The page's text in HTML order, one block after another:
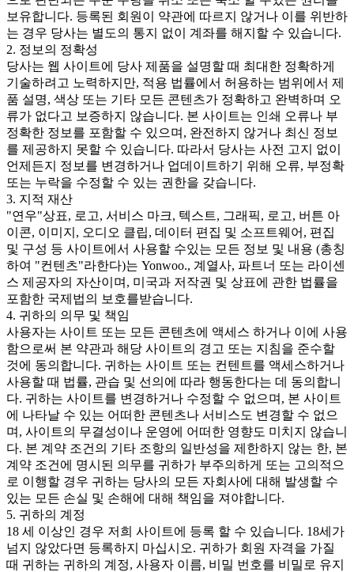
보유합니다. 등록된 회원이 약관에 따르지 않거나 이를 위반하
는 경우 당사는 별도의 통지 없이 계좌를 해지할 수 있습니다.
2. 정보의 정확성
당사는 웹 사이트에 당사 제품을 설명할 때 최대한 정확하게
기술하려고 노력하지만, 적용 법률에서 허용하는 범위에서 제
품 설명, 색상 또는 기타 모든 콘텐츠가 정확하고 완벽하며 오
류가 없다고 보증하지 않습니다. 본 사이트는 인쇄 오류나 부
정확한 정보를 포함할 수 있으며, 완전하지 않거나 최신 정보
를 제공하지 못할 수 있습니다. 따라서 당사는 사전 고지 없이
언제든지 정보를 변경하거나 업데이트하기 위해 오류, 부정확
또는 누락을 수정할 수 있는 권한을 갖습니다.
3. 지적 재산
"연우"상표, 로고, 서비스 마크, 텍스트, 그래픽, 로고, 버튼 아
이콘, 이미지, 오디오 클립, 데이터 편집 및 소프트웨어, 편집
및 구성 등 사이트에서 사용할 수있는 모든 정보 및 내용 (총칭
하여 "컨텐츠"라한다)는 Yonwoo., 계열사, 파트너 또는 라이센
스 제공자의 자산이며, 미국과 저작권 및 상표에 관한 법률을
포함한 국제법의 보호를받습니다.
4. 귀하의 의무 및 책임
사용자는 사이트 또는 모든 콘텐츠에 액세스 하거나 이에 사용
함으로써 본 약관과 해당 사이트의 경고 또는 지침을 준수할
것에 동의합니다. 귀하는 사이트 또는 컨텐트를 액세스하거나
사용할 때 법률, 관습 및 선의에 따라 행동한다는 데 동의합니
다. 귀하는 사이트를 변경하거나 수정할 수 없으며, 본 사이트
에 나타날 수 있는 어떠한 콘텐츠나 서비스도 변경할 수 없으
며, 사이트의 무결성이나 운영에 어떠한 영향도 미치지 않습니
다. 본 계약 조건의 기타 조항의 일반성을 제한하지 않는 한, 본
계약 조건에 명시된 의무를 귀하가 부주의하게 또는 고의적으
로 이행할 경우 귀하는 당사의 모든 자회사에 대해 발생할 수
있는 모든 손실 및 손해에 대해 책임을 져야합니다.
5. 귀하의 계정
18 세 이상인 경우 저희 사이트에 등록 할 수 있습니다. 18세가
넘지 않았다면 등록하지 마십시오. 귀하가 회원 자격을 가질
때 귀하는 귀하의 계정, 사용자 이름, 비밀 번호를 비밀로 유지